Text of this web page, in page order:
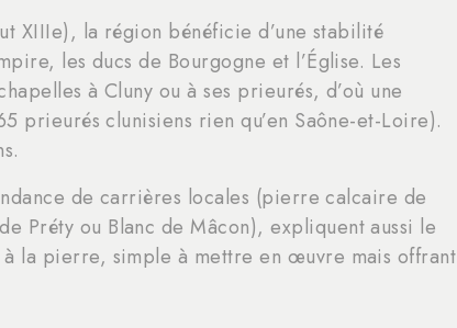
XIIIe), la région bénéficie d’une stabilité
les ducs de Bourgogne et l’Église. Les
à Cluny ou à ses prieurés, d’où une
prieurés clunisiens rien qu’en Saône-et-Loire).
de carrières locales (pierre calcaire de
Préty ou Blanc de Mâcon), expliquent aussi le
à la pierre, simple à mettre en œuvre mais offrant